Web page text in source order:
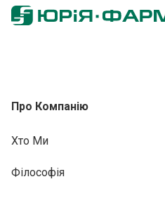
Про Компанію
Хто Ми
Філософія